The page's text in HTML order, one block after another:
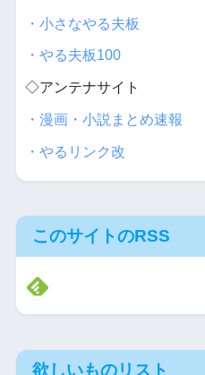
・小さなやる夫板
・やる夫板100
◇アンテナサイト
・漫画・小説まとめ速報
・やるリンク改
このサイトのRSS
欲しいものリスト